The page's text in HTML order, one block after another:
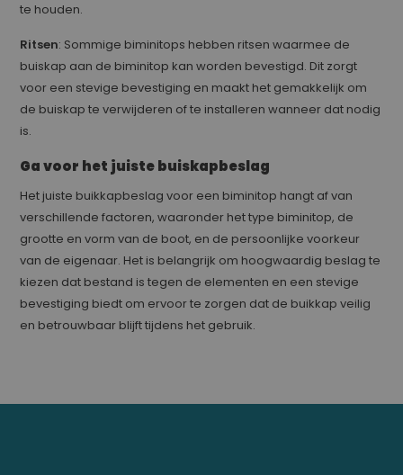
te houden.
Ritsen: Sommige biminitops hebben ritsen waarmee de
buiskap aan de biminitop kan worden bevestigd. Dit zorgt
voor een stevige bevestiging en maakt het gemakkelijk om
de buiskap te verwijderen of te installeren wanneer dat nodig
is.
Ga voor het juiste buiskapbeslag
Het juiste buikkapbeslag voor een biminitop hangt af van
verschillende factoren, waaronder het type biminitop, de
grootte en vorm van de boot, en de persoonlijke voorkeur
van de eigenaar. Het is belangrijk om hoogwaardig beslag te
kiezen dat bestand is tegen de elementen en een stevige
bevestiging biedt om ervoor te zorgen dat de buikkap veilig
en betrouwbaar blijft tijdens het gebruik.